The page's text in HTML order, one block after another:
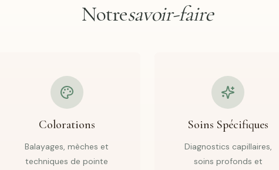
Notresavoir-faire
Colorations
Balayages, mèches et
techniques de pointe
Soins Spécifiques
Diagnostics capillaires,
soins profonds et